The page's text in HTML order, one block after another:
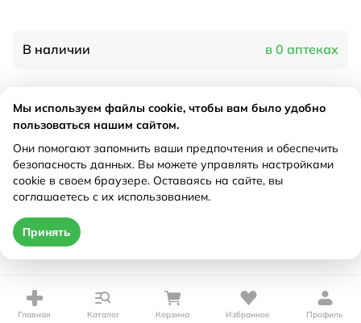
В наличии в 0 аптеках
Характеристики
Рецепт
Не требуется
Главная Каталог Корзина Избранное Профиль
Мы используем файлы cookie, чтобы вам было удобно
пользоваться нашим сайтом.
Они помогают запомнить ваши предпочтения и обеспечить
безопасность данных. Вы можете управлять настройками
cookie в своем браузере. Оставаясь на сайте, вы
соглашаетесь с их использованием.
Принять